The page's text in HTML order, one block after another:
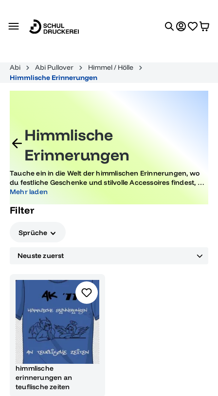
Abi Abi Pullover
Himmel / Hölle
Himmlische Erinnerungen
Himmlische
Erinnerungen
Tauche ein in die Welt der himmlischen Erinnerungen, wo
du festliche Geschenke und stilvolle Accessoires findest, die
unvergessliche Momente schaffen. Mach deine Feier
Freude vermitteln.
Mehr laden
Filter
Sprüche
himmlische
erinnerungen an
teuflische zeiten